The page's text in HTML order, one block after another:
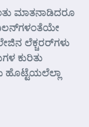
ಮಾತನಾಡಿದರೂ
ವಿಲನ್‌ಗಳಂತೆಯೇ
ಲೆಕ್ಚರರ್‌ಗಳು
ಕುರಿತು
ಹೊಟ್ಟೆಯಲೆಲ್ಲಾ